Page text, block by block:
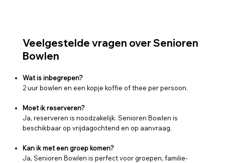
Veelgestelde vragen over Senioren
Bowlen
Wat is inbegrepen?
2 uur bowlen en een kopje koffie of thee per persoon.
Moet ik reserveren?
Ja, reserveren is noodzakelijk. Senioren Bowlen is
beschikbaar op vrijdagochtend en op aanvraag.
Kan ik met een groep komen?
Ja, Senioren Bowlen is perfect voor groepen, familie-